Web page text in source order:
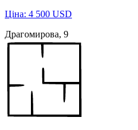
Ціна: 4 500 USD
Драгомирова, 9